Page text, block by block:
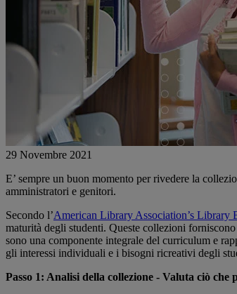
29 Novembre 2021
E’ sempre un buon momento per rivedere la
amministratori e genitori.
Secondo l’American Library Association’s Library
maturità degli studenti. Queste collezioni
sono una componente integrale del curriculum e
gli interessi individuali e i bisogni ricreativi degli
Passo 1: Analisi della collezione - Valuta ciò che